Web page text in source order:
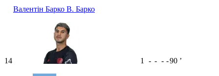
Валентін Барко В. Барко
14 1 - - - -90 ʼ